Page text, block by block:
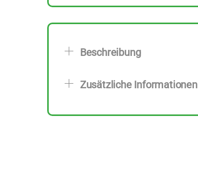
Beschreibung
Zusätzliche Informationen